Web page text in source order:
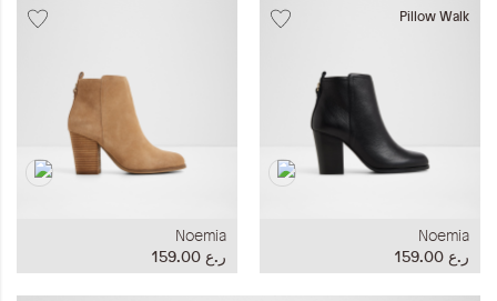
Pillow Walk
Noemia
ر.ع 159.00
Noemia
ر.ع 159.00